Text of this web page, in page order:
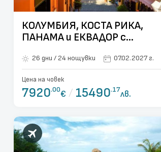
КОЛУМБИЯ, КОСТА РИКА,
ПАНАМА и ЕКВАДОР с
-ОФОРМЕНА ГРУПА!
07.02.2027
26 дни / 24 нощувки 07.02.2027 г.
Цена на човек
7920.00€ / 15490.17лв.